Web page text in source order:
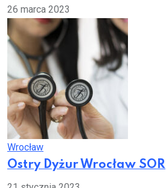
26 marca 2023
Wrocław
Ostry Dyżur Wrocław SOR